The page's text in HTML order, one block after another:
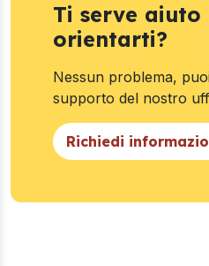
Ti serve aiuto
orientarti?
Nessun problema,
supporto del nostro
Richiedi